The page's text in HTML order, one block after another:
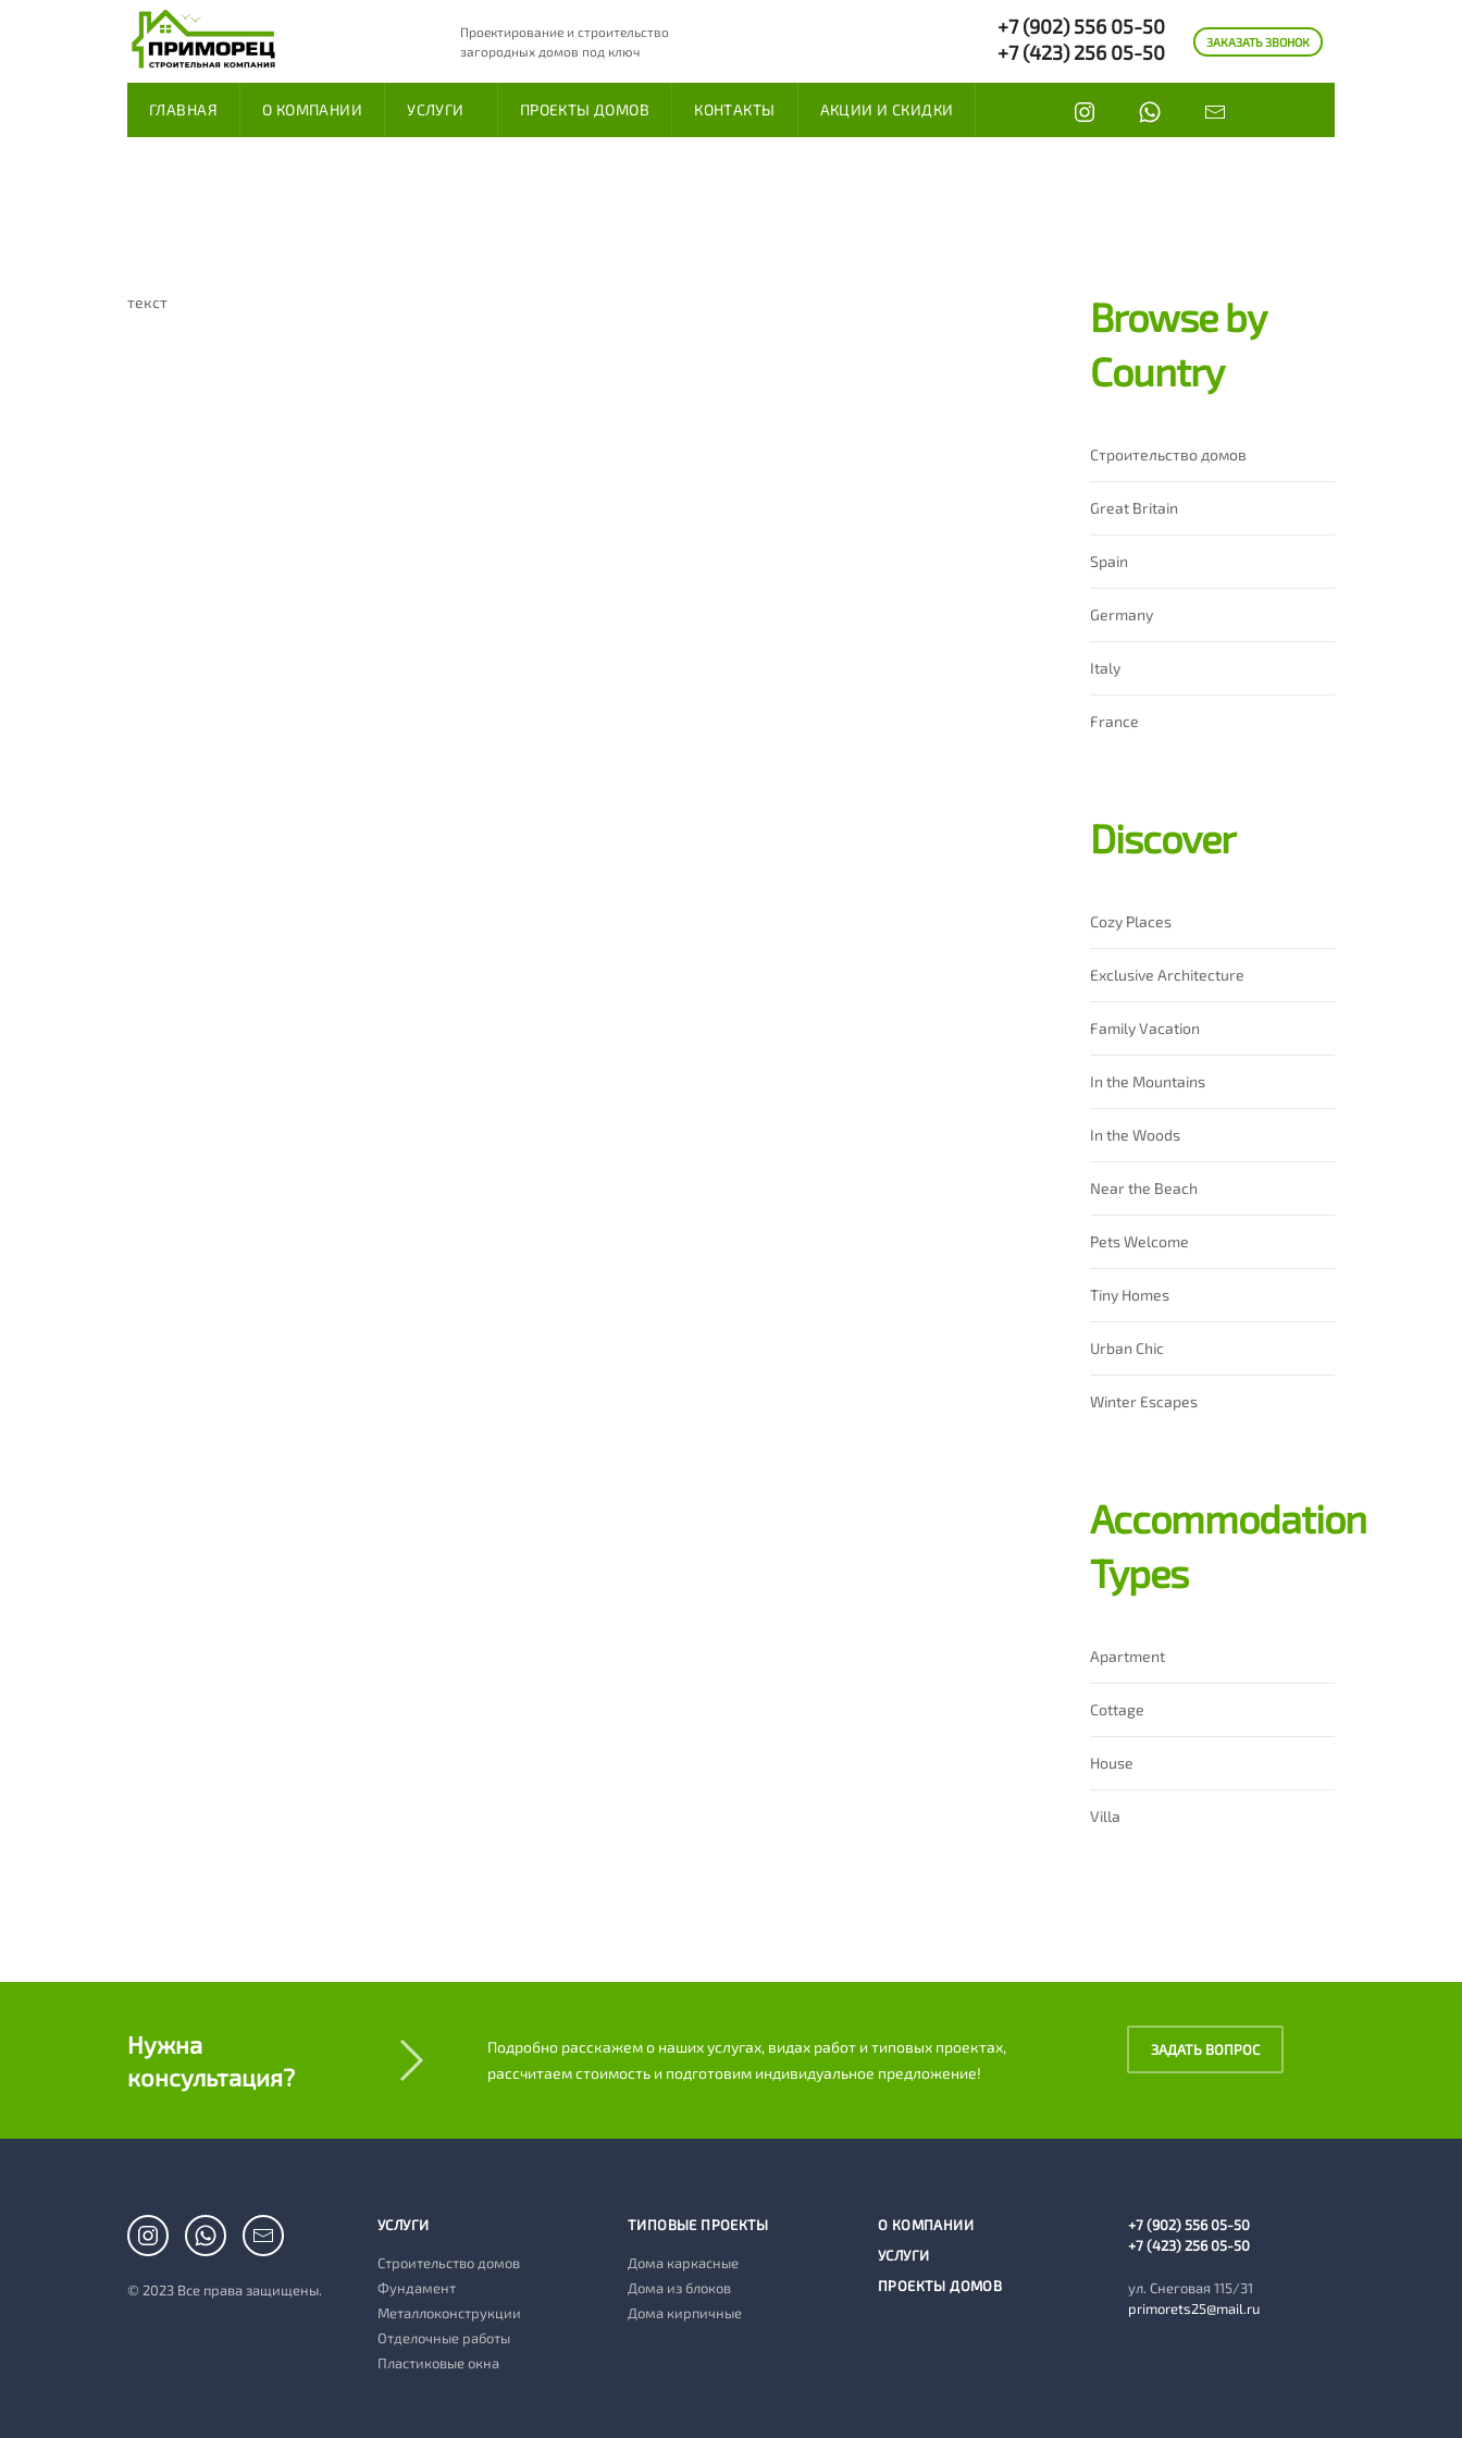
Проектирование и строительство
загородных домов под ключ
+7 (902) 556 05-50
+7 (423) 256 05-50
ЗАКАЗАТЬ ЗВОНОК
ГЛАВНАЯ О КОМПАНИИ УСЛУГИ ПРОЕКТЫ ДОМОВ КОНТАКТЫ АКЦИИ И СКИДКИ
текст
Browse by
Country
Строительство домов
Great Britain
Spain
Germany
Italy
France
Discover
Cozy Places
Exclusive Architecture
Family Vacation
In the Mountains
In the Woods
Near the Beach
Pets Welcome
Tiny Homes
Urban Chic
Winter Escapes
Accommodation
Types
Apartment
Cottage
House
Villa
Нужна
консультация?
Подробно расскажем о наших услугах, видах работ и типовых проектах,
рассчитаем стоимость и подготовим индивидуальное предложение!
ЗАДАТЬ ВОПРОС
© 2023 Все права защищены.
УСЛУГИ
Строительство домов
Фундамент
Металлоконструкции
Отделочные работы
Пластиковые окна
ТИПОВЫЕ ПРОЕКТЫ
Дома каркасные
Дома из блоков
Дома кирпичные
О КОМПАНИИ
УСЛУГИ
ПРОЕКТЫ ДОМОВ
+7 (902) 556 05-50
+7 (423) 256 05-50
ул. Снеговая 115/31
primorets25@mail.ru